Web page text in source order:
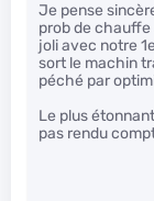
Je pense
prob de chauffe
joli avec notre
sort le machin
péché par
Le plus
pas rendu